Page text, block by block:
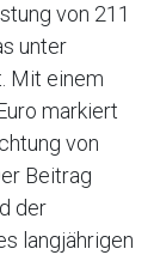
von 211
unter
Mit einem
markiert
von
Beitrag
der
langjährigen